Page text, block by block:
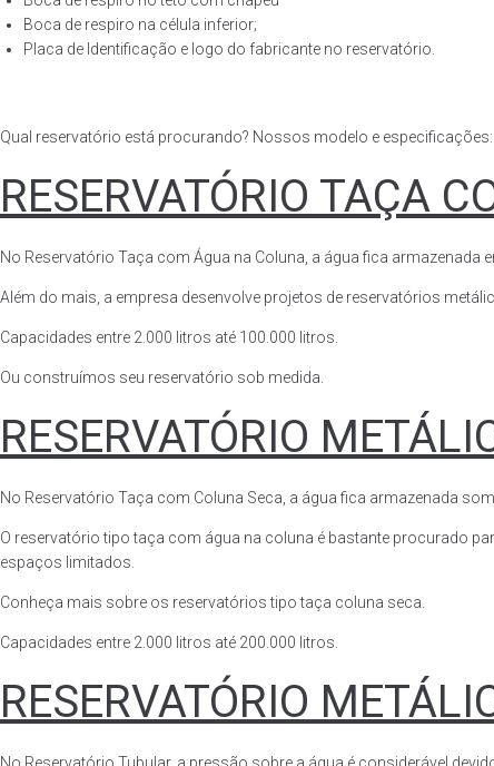
Boca de respiro na célula inferior;
Placa de Identificação e logo do fabricante no reservatório.
Qual reservatório está procurando? Nossos modelo e especificações:
RESERVATÓRIO TAÇA
No Reservatório Taça com Água na Coluna, a água fica armazenada
Além do mais, a empresa desenvolve projetos de reservatórios
Capacidades entre 2.000 litros até 100.000 litros.
Ou construímos seu reservatório sob medida.
RESERVATÓRIO
No Reservatório Taça com Coluna Seca, a água fica armazenada
O reservatório tipo taça com água na coluna é bastante procurado
espaços limitados.
Conheça mais sobre os reservatórios tipo taça coluna seca.
Capacidades entre 2.000 litros até 200.000 litros.
RESERVATÓRIO